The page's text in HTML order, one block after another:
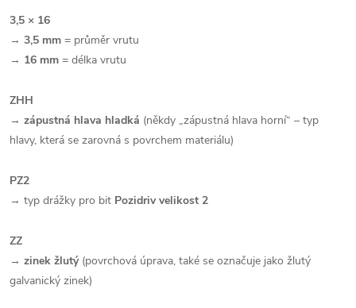
3,5 × 16
→ 3,5 mm = průměr vrutu
→ 16 mm = délka vrutu
ZHH
→ zápustná hlava hladká (někdy „zápustná hlava horní“ – typ
hlavy, která se zarovná s povrchem materiálu)
PZ2
→ typ drážky pro bit Pozidriv velikost 2
ZZ
→ zinek žlutý(povrchová úprava, také se označuje jako žlutý
galvanický zinek)